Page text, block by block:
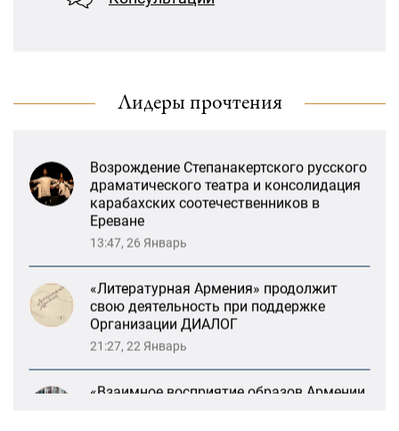
Лидеры прочтения
карабахских соотечественников в
Ереване
13:47, 26 Январь
«Литературная Армения» продолжит
свою деятельность при поддержке
Организации ДИАЛОГ
21:27, 22 Январь
«Взаимное восприятие образов Армении
и России»: совместный круглый стол
РСМД и ДИАЛОГА